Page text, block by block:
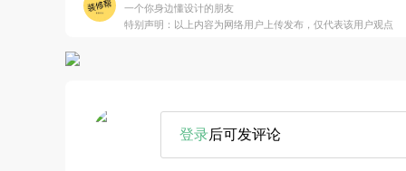
一个你身边懂设计的朋友
特别声明：以上内容为网络用户上传发布，仅代表该用户观点
登录后可发评论